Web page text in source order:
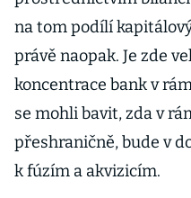
na tom podílí
právě naopak. Je zde
koncentrace bank v
se mohli bavit, zda v
přeshraničně, bude v
k fúzím a akvizicím.